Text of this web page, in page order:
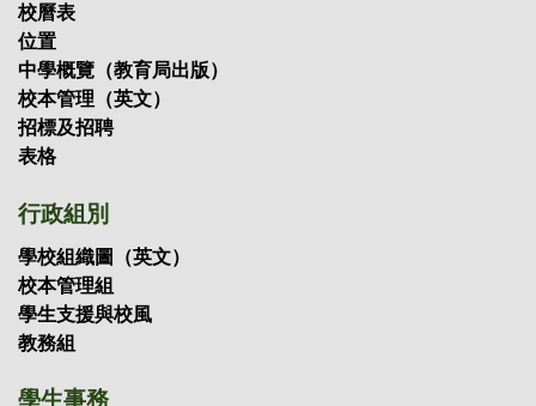
校曆表
位置
中學概覽（教育局出版）
校本管理（英文）
招標及招聘
表格
行政組別
學校組織圖（英文）
校本管理組
學生支援與校風
教務組
學生事務